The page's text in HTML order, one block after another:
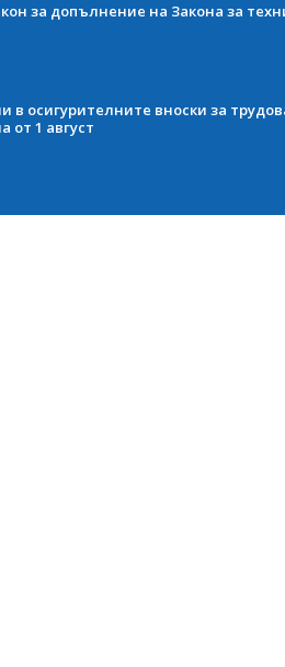
за допълнение на Закона за
в осигурителните вноски за
от 1 август